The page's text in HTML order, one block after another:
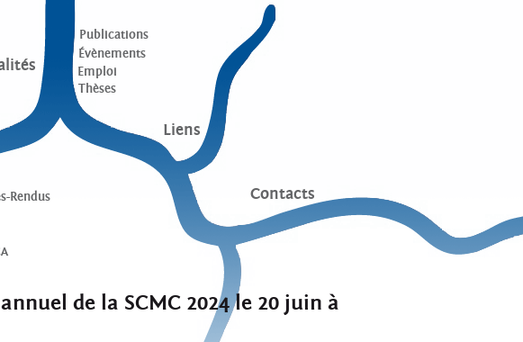
Publications
Évènements
Emploi
Thèses
Rendus
Liens
Contacts
de la SCMC 2024 le 20 juin à